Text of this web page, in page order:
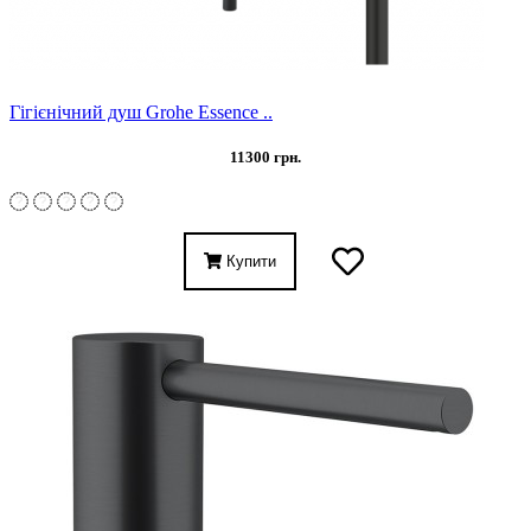
Гігієнічний душ Grohe Essence ..
11300 грн.
Купити